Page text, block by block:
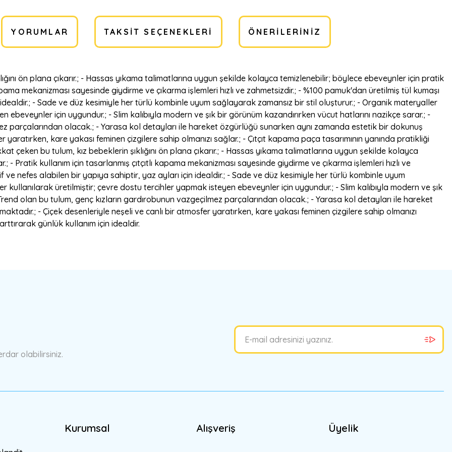
YORUMLAR TAKSIT SEÇENEKLERI ÖNERILERINIZ
ön plana çıkarır.; - Hassas yıkama talimatlarına uygun şekilde kolayca temizlenebilir; böylece ebeveynler için pratik
mekanizması sayesinde giydirme ve çıkarma işlemleri hızlı ve zahmetsizdir.; - %100 pamuk'dan üretilmiş tül kumaşı
- Sade ve düz kesimiyle her türlü kombinle uyum sağlayarak zamansız bir stil oluşturur.; - Organik materyaller
için uygundur.; - Slim kalıbıyla modern ve şık bir görünüm kazandırırken vücut hatlarını nazikçe sarar.; -
parçalarından olacak.; - Yarasa kol detayları ile hareket özgürlüğü sunarken aynı zamanda estetik bir dokunuş
kare yakası feminen çizgilere sahip olmanızı sağlar.; - Çıtçıt kapama paça tasarımının yanında pratikliği
çeken bu tulum, kız bebeklerin şıklığını ön plana çıkarır.; - Hassas yıkama talimatlarına uygun şekilde kolayca
Pratik kullanım için tasarlanmış çıtçıtlı kapama mekanizması sayesinde giydirme ve çıkarma işlemleri hızlı ve
ve nefes alabilen bir yapıya sahiptir, yaz ayları için idealdir.; - Sade ve düz kesimiyle her türlü kombinle uyum
üretilmiştir; çevre dostu tercihler yapmak isteyen ebeveynler için uygundur.; - Slim kalıbıyla modern ve şık
olan bu tulum, genç kızların gardırobunun vazgeçilmez parçalarından olacak.; - Yarasa kol detayları ile hareket
- Çiçek desenleriyle neşeli ve canlı bir atmosfer yaratırken, kare yakası feminen çizgilere sahip olmanızı
günlük kullanım için idealdir.
olabilirsiniz.
Kurumsal Alışveriş Üyelik